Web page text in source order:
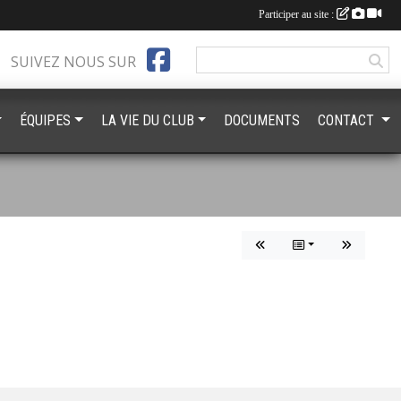
SUIVEZ NOUS SUR
ÉQUIPES LA VIE DU CLUB DOCUMENTS CONTACT
Participer au site :